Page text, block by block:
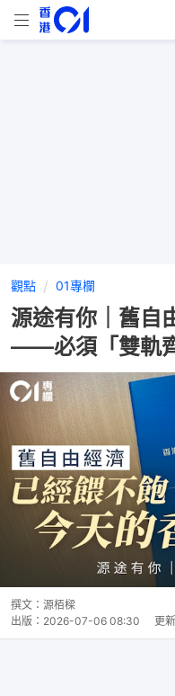
觀點 01專欄
源途有你｜舊自
——必須「雙軌
撰文： 源栢樑
出版： 2026-07-06 08:30 更新